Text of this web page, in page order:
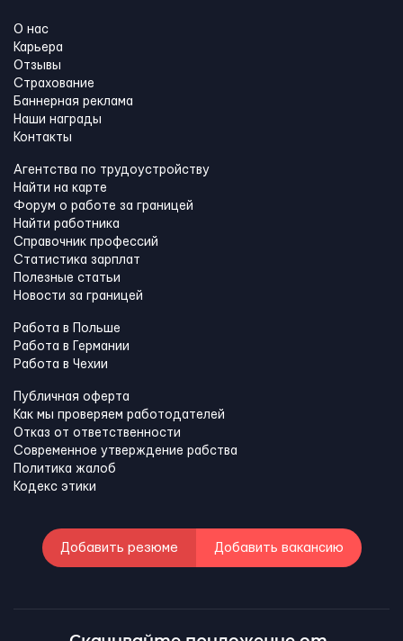
О нас
Карьера
Отзывы
Страхование
Баннерная реклама
Наши награды
Контакты
Агентства по трудоустройству
Найти на карте
Форум о работе за границей
Найти работника
Справочник профессий
Статистика зарплат
Полезные статьи
Новости за границей
Работа в Польше
Работа в Германии
Работа в Чехии
Публичная оферта
Как мы проверяем работодателей
Отказ от ответственности
Современное утверждение рабства
Политика жалоб
Кодекс этики
Добавить резюме Добавить вакансию